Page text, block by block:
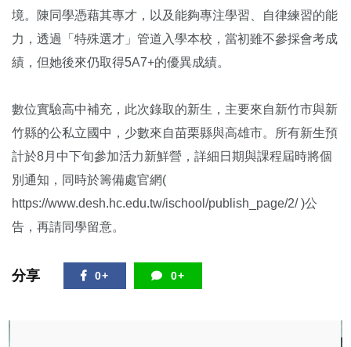
境。陳同學憑藉其專才，以及能夠專注學習、自律練習的能
力，透過「特殊選才」管道入學本校，當初雖不參採會考成
績，但她後來仍取得5A7+的優異成績。
數位實驗高中補充，此次錄取的新生，主要來自新竹市與新
竹縣的公私立國中，少數來自苗栗縣與高雄市。所有新生預
計於8月中下旬參加活力新鮮營，詳細日期與課程屆時將個
別通知，同時於籌備處官網(
https://www.desh.hc.edu.tw/ischool/publish_page/2/ )公
告，再請同學留意。
分享 0+ 0+